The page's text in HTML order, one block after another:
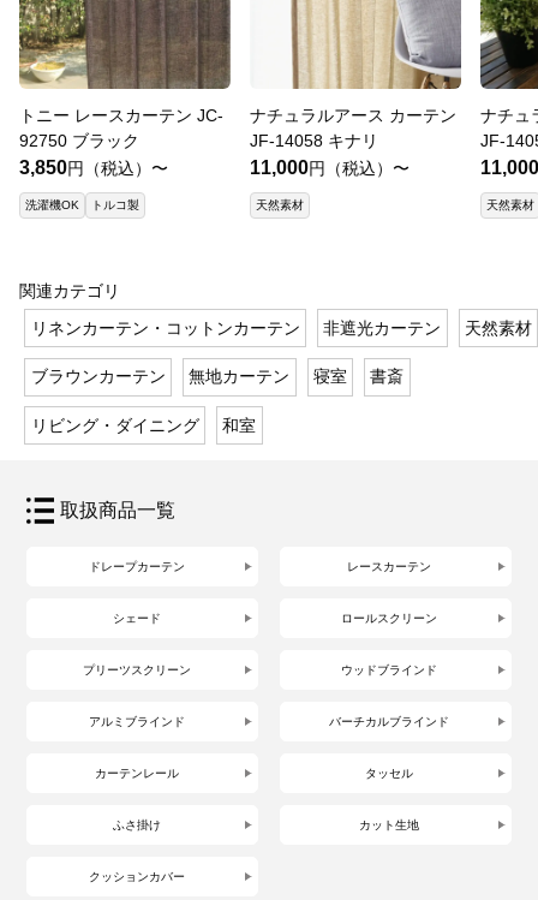
トニー レースカーテン JC-
92750 ブラック
3,850円（税込）〜
洗濯機OK トルコ製
ナチュラルアース カーテン
JF-14058 キナリ
11,000円（税込）〜
天然素材
ナチュ
JF-
11,000
天然素材
関連カテゴリ
リネンカーテン・コットンカーテン
非遮光カーテン 天然素材
ブラウンカーテン 無地カーテン 寝室 書斎
リビング・ダイニング 和室
取扱商品一覧
ドレープカーテン レースカーテン
シェード ロールスクリーン
プリーツスクリーン ウッドブラインド
アルミブラインド バーチカルブラインド
カーテンレール タッセル
ふさ掛け カット生地
クッションカバー